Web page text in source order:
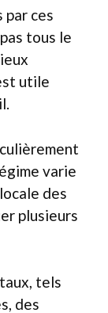
par ces
tous le
utile
varie
des
plusieurs
tels
des